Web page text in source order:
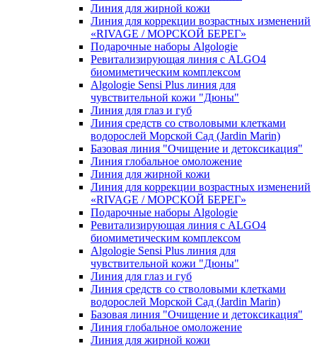
Линия для жирной кожи
Линия для коррекции возрастных изменений
«RIVAGE / МОРСКОЙ БЕРЕГ»
Подарочные наборы Algologie
Ревитализирующая линия с ALGO4
биомиметическим комплексом
Algologie Sensi Plus линия для
чувcтвительной кожи "Дюны"
Линия для глаз и губ
Линия средств со стволовыми клетками
водорослей Морской Сад (Jardin Marin)
Базовая линия "Очищение и детоксикация"
Линия глобальное омоложение
Линия для жирной кожи
Линия для коррекции возрастных изменений
«RIVAGE / МОРСКОЙ БЕРЕГ»
Подарочные наборы Algologie
Ревитализирующая линия с ALGO4
биомиметическим комплексом
Algologie Sensi Plus линия для
чувcтвительной кожи "Дюны"
Линия для глаз и губ
Линия средств со стволовыми клетками
водорослей Морской Сад (Jardin Marin)
Базовая линия "Очищение и детоксикация"
Линия глобальное омоложение
Линия для жирной кожи